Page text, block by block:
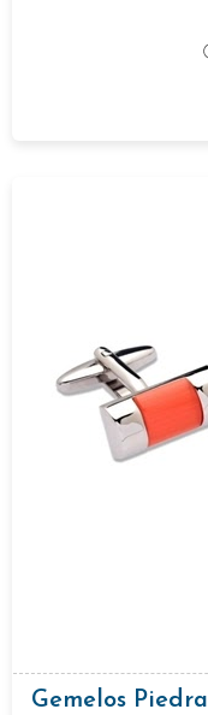
Gemelos Piedra